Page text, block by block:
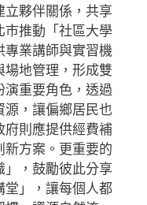
夥伴關係，共享
推動「社區大學
專業講師與實習機
場地管理，形成雙
演重要角色，透過
，讓偏鄉居民也
府則應提供經費補
方案。更重要的
」，鼓勵彼此分享
」，讓每個人都